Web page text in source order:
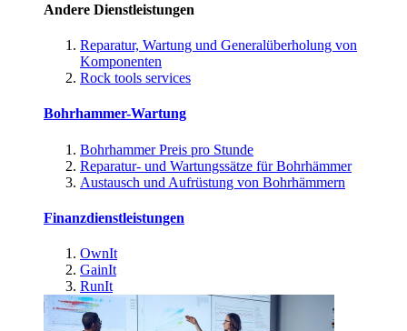
Andere Dienstleistungen
Reparatur, Wartung und Generalüberholung von
Komponenten
Rock tools services
Bohrhammer-Wartung
Bohrhammer Preis pro Stunde
Reparatur- und Wartungssätze für Bohrhämmer
Austausch und Aufrüstung von Bohrhämmern
Finanzdienstleistungen
OwnIt
GainIt
RunIt